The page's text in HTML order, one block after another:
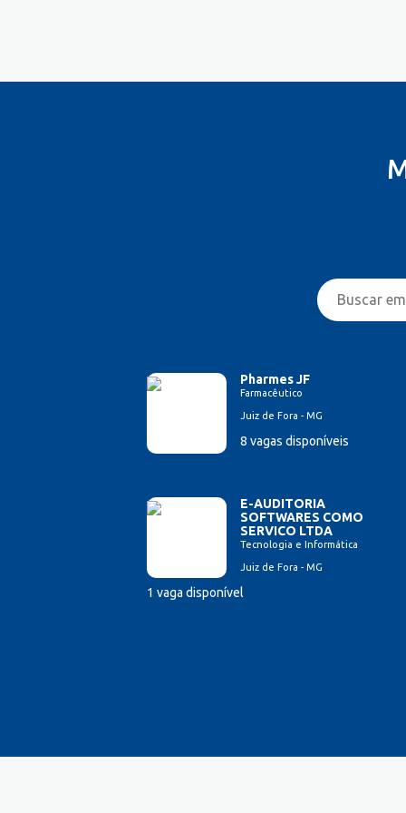
Estampador
Ferramenteiro
Fonoaudi
Garçom
Gerente de Vendas
Pharmes JF
Farmacêutico
Juiz de Fora - MG
8 vagas disponíveis
E-AUDITORIA
SOFTWARES COMO
SERVICO LTDA
Tecnologia e Informática
Juiz de Fora - MG
1 vaga disponível